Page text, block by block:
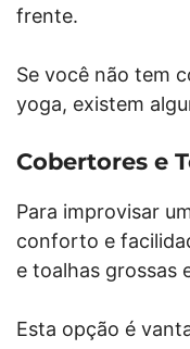
frente.
Se você não tem
yoga, existem
Cobertores e
Para improvisar
conforto e
e toalhas grossas
Esta opção é